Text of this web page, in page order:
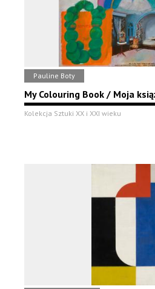
Pauline Boty
My Colouring Book / Moja
Kolekcja Sztuki XX i XXI wieku